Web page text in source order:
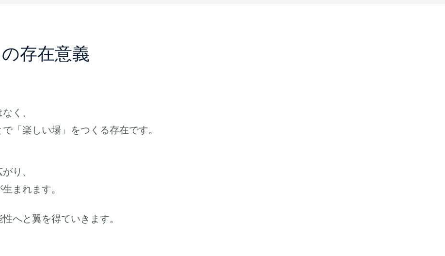
存在意義
く、
「楽しい場」をつくる存在です。
り、
まれます。
へと翼を得ていきます。